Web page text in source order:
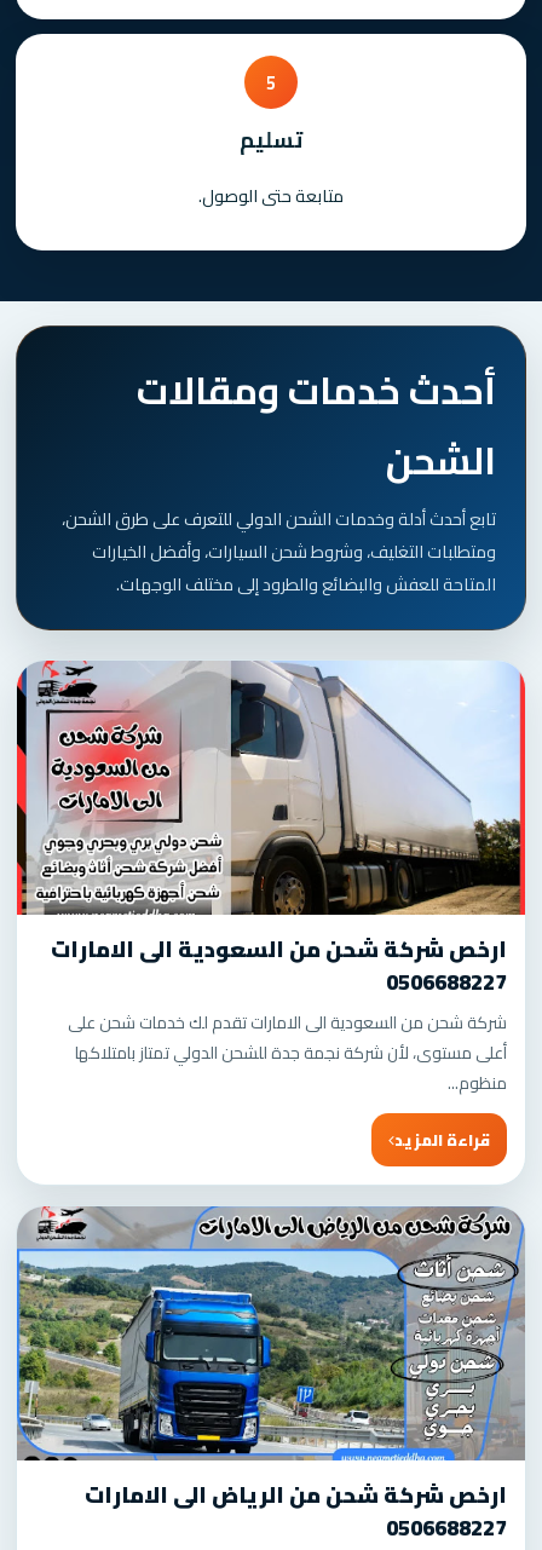
5
تسليم
متابعة حتى الوصول.
أحدث خدمات ومقالات
الشحن
تابع أحدث أدلة وخدمات الشحن الدولي للتعرف على طرق الشحن،
ومتطلبات التغليف، وشروط شحن السيارات، وأفضل الخيارات
المتاحة للعفش والبضائع والطرود إلى مختلف الوجهات.
ارخص شركة شحن من السعودية الى الامارات
0506688227
شركة شحن من السعودية الى الامارات تقدم لك خدمات شحن على
أعلى مستوى، لأن شركة نجمة جدة للشحن الدولي تمتاز بامتلاكها
منظوم...
قراءة المزيد
ارخص شركة شحن من الرياض الى الامارات
0506688227